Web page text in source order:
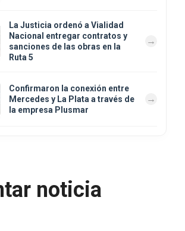
La Justicia ordenó a Vialidad
Nacional entregar contratos y
sanciones de las obras en la
Ruta 5
Confirmaron la conexión entre
Mercedes y La Plata a través de
la empresa Plusmar
noticia